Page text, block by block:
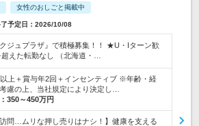
女性のおしごと掲載中
予定日：2026/10/08
ジュプラザ』で積極募集！！ ★U・Iターン歓
えた転勤なし （北海道・…
上＋賞与年2回＋インセンティブ ※年齢・経
慮の上、当社規定により決定し…
350～450万円
訪問…ムリな押し売りはナシ！】健康を支える